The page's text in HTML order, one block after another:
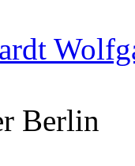
Berlin